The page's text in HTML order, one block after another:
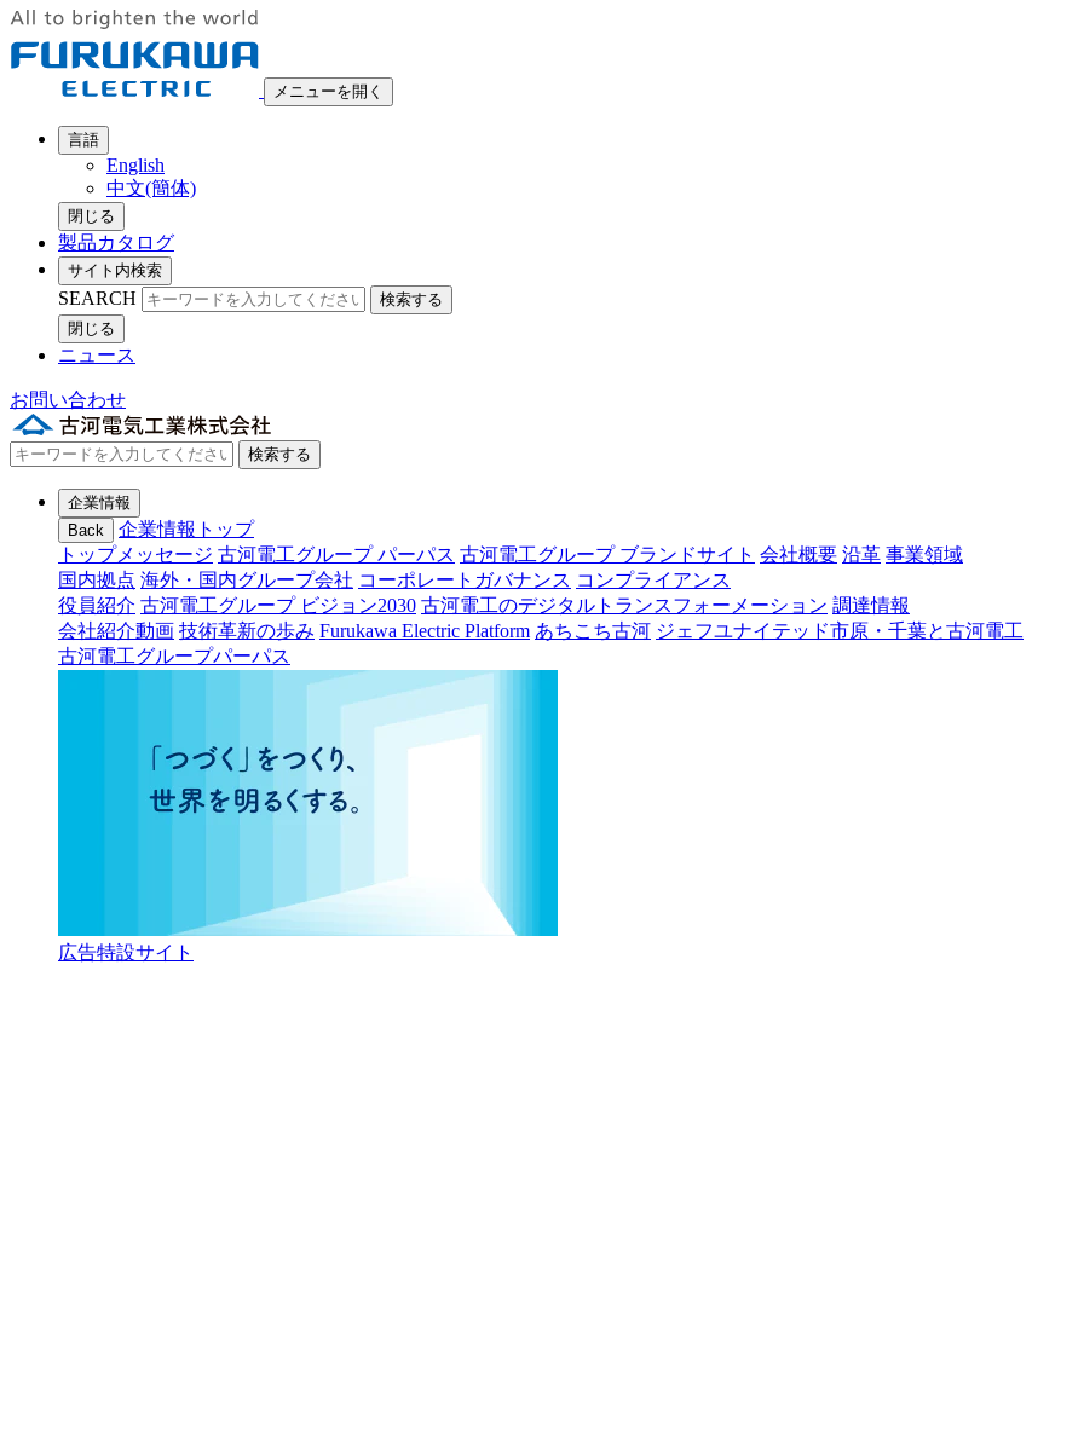
メニューを開く
言語
English
中文(簡体)
閉じる
製品カタログ
サイト内検索
SEARCH
検索する
閉じる
ニュース
お問い合わせ
検索する
企業情報
Back
企業情報トップ
トップメッセージ 古河電工グループ パーパス 古河電工グループ ブランドサイト 会社概要 沿革 事業領域
国内拠点 海外・国内グループ会社 コーポレートガバナンス コンプライアンス
役員紹介 古河電工グループ ビジョン2030 古河電工のデジタルトランスフォーメーション 調達情報
会社紹介動画 技術革新の歩み Furukawa Electric Platform あちこち古河 ジェフユナイテッド市原・千葉と古河電工
古河電工グループパーパス
広告特設サイト